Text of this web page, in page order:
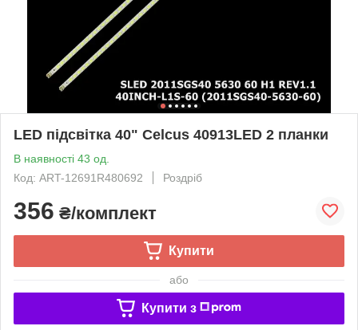
LED підсвітка 40" Celcus 40913LED 2 планки
В наявності 43 од.
Код: ART-12691R480692
Роздріб
356 ₴/комплект
Купити
або
Купити з